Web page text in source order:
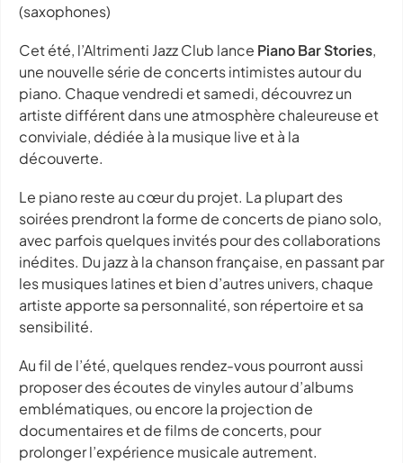
(saxophones)
Cet été, l’Altrimenti Jazz Club lance Piano Bar Stories,
une nouvelle série de concerts intimistes autour du
piano. Chaque vendredi et samedi, découvrez un
artiste différent dans une atmosphère chaleureuse et
conviviale, dédiée à la musique live et à la
découverte.
Le piano reste au cœur du projet. La plupart des
soirées prendront la forme de concerts de piano solo,
avec parfois quelques invités pour des collaborations
inédites. Du jazz à la chanson française, en passant par
les musiques latines et bien d’autres univers, chaque
artiste apporte sa personnalité, son répertoire et sa
sensibilité.
Au fil de l’été, quelques rendez-vous pourront aussi
proposer des écoutes de vinyles autour d’albums
emblématiques, ou encore la projection de
documentaires et de films de concerts, pour
prolonger l’expérience musicale autrement.